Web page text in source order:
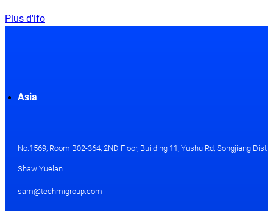
Plus d'ifo
Asia
No.1569, Room B02-364, 2ND Floor, Building 11, Yushu Rd, Songjiang
Shaw Yuelan
sam@techmigroup.com